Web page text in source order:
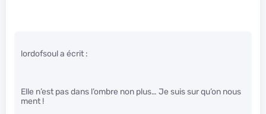
lordofsoul a écrit :
Elle n’est pas dans l’ombre non plus… Je suis sur qu’on nous
ment !